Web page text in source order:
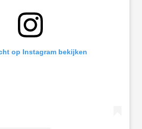
op Instagram bekijken